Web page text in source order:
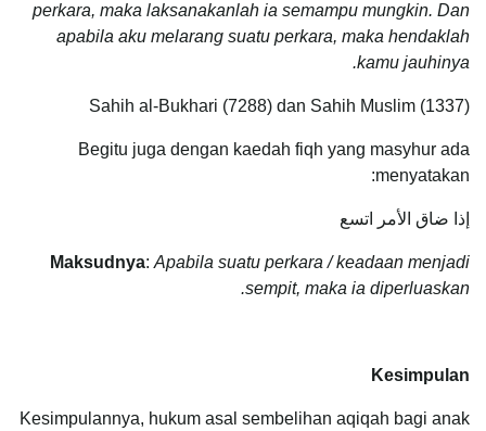
perkara, maka laksanakanlah ia semampu mungkin. Dan
apabila aku melarang suatu perkara, maka hendaklah
kamu jauhinya.
Sahih al-Bukhari (7288) dan Sahih Muslim (1337)
Begitu juga dengan kaedah fiqh yang masyhur ada
menyatakan:
إذا ضاق الأمر اتسع
Maksudnya:Apabila suatu perkara / keadaan menjadi
sempit, maka ia diperluaskan.
Kesimpulan
Kesimpulannya, hukum asal sembelihan aqiqah bagi anak